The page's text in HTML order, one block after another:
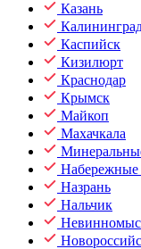
Казань
Каспийск
Кизилюрт
Краснодар
Крымск
Майкоп
Махачкала
Назрань
Нальчик